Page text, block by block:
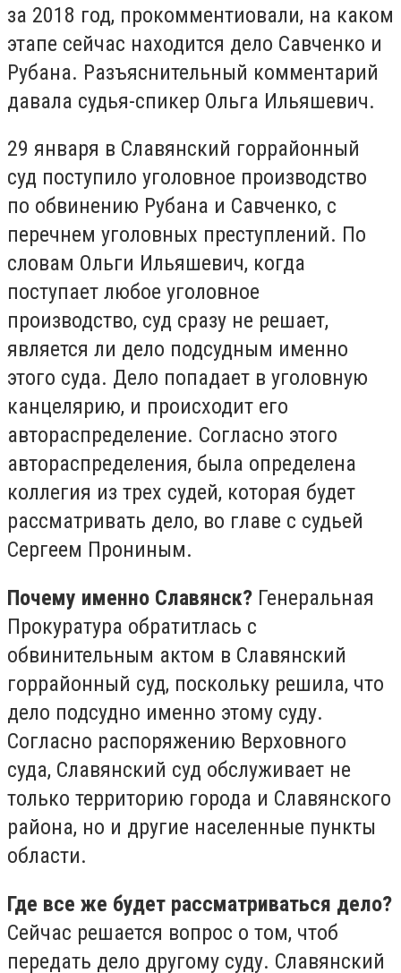
за 2018 год, прокомментиовали, на каком
этапе сейчас находится дело Савченко и
Рубана. Разъяснительный комментарий
давала судья-спикер Ольга Ильяшевич.
29 января в Славянский горрайонный
суд поступило уголовное производство
по обвинению Рубана и Савченко, с
перечнем уголовных преступлений. По
словам Ольги Ильяшевич, когда
поступает любое уголовное
производство, суд сразу не решает,
является ли дело подсудным именно
этого суда. Дело попадает в уголовную
канцелярию, и происходит его
автораспределение. Согласно этого
автораспределения, была определена
коллегия из трех судей, которая будет
рассматривать дело, во главе с судьей
Сергеем Прониным.
Почему именно Славянск? Генеральная
Прокуратура обратитлась с
обвинительным актом в Славянский
горрайонный суд, поскольку решила, что
дело подсудно именно этому суду.
Согласно распоряжению Верховного
суда, Славянский суд обслуживает не
только территорию города и Славянского
района, но и другие населенные пункты
области.
Где все же будет рассматриваться дело?
Сейчас решается вопрос о том, чтоб
передать дело другому суду. Славянский